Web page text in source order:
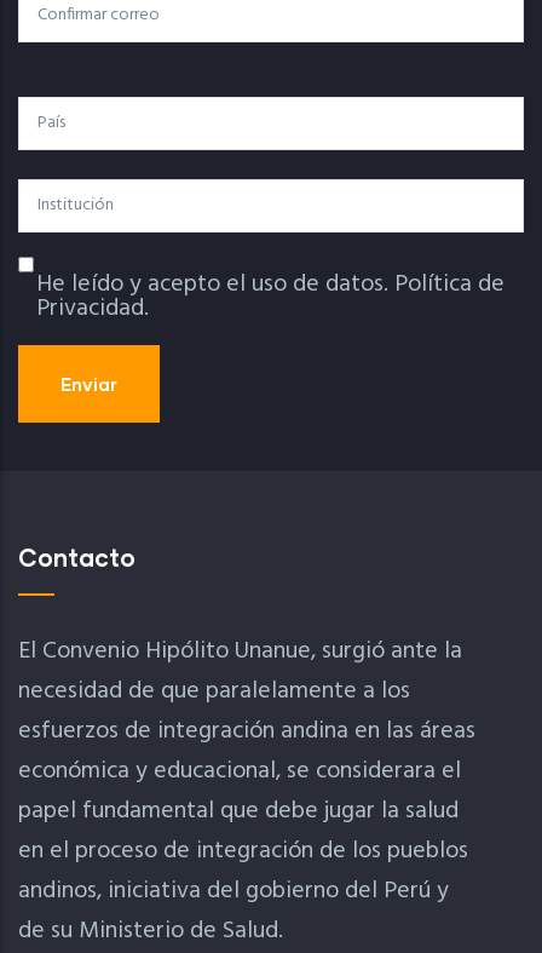
Confirmar Correo
País
Institución
Política De Privacidad
He leído y acepto el uso de datos. Política de
Privacidad.
Contacto
El Convenio Hipólito Unanue, surgió ante la
necesidad de que paralelamente a los
esfuerzos de integración andina en las áreas
económica y educacional, se considerara el
papel fundamental que debe jugar la salud
en el proceso de integración de los pueblos
andinos, iniciativa del gobierno del Perú y
de su Ministerio de Salud.